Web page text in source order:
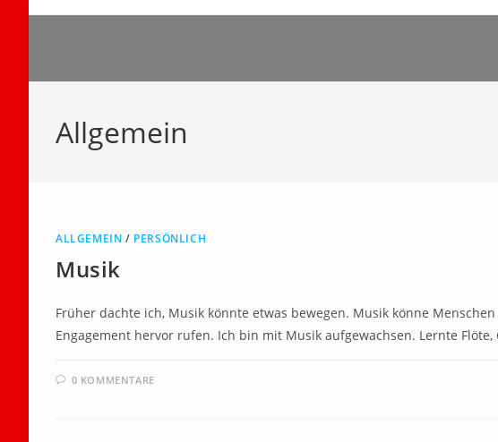
Allgemein
ALLGEMEIN / PERSÖNLICH
Musik
Früher dachte ich, Musik könnte etwas bewegen. Musik könne
Engagement hervor rufen. Ich bin mit Musik aufgewachsen. Lernte
0 KOMMENTARE